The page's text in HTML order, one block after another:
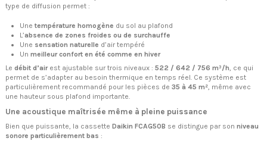
type de diffusion permet :
Une température homogène du sol au plafond
L’absence de zones froides ou de surchauffe
Une sensation naturelle d’air tempéré
Un meilleur confort en été comme en hiver
Le débit d’airest ajustable sur trois niveaux : 522 / 642 / 756 m³/h, ce qui
permet de s’adapter au besoin thermique en temps réel. Ce système est
particulièrement recommandé pour les pièces de 35 à 45 m², même avec
une hauteur sous plafond importante.
Une acoustique maîtrisée même à pleine puissance
Bien que puissante, la cassette Daikin FCAG50B se distingue par son niveau
sonore particulièrement bas :